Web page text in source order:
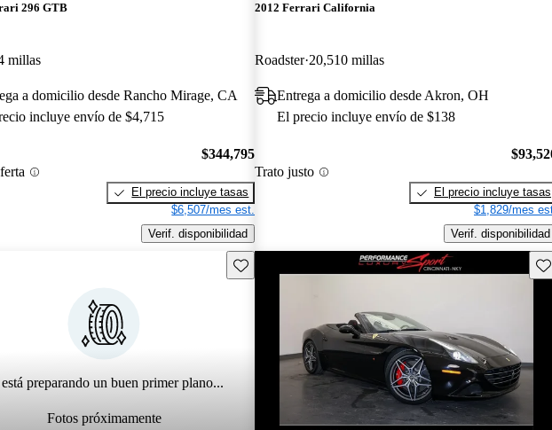
296 GTB
millas
a domicilio desde Rancho Mirage, CA
incluye envío de $4,715
$344,795
El precio incluye tasas
$6,507/mes est.
Verif. disponibilidad
2012 Ferrari California
Roadster 20,510 millas
Entrega a domicilio desde Akron, OH
El precio incluye envío de $138
Trato justo
El precio incluye tasas
$1,829/mes
Verif. disponibilidad
está preparando un buen primer plano...
Fotos próximamente
Guarda este Aviso